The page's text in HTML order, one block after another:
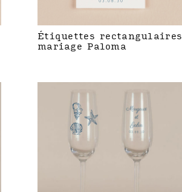
Étiquettes rectangulaires
mariage Paloma